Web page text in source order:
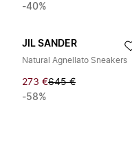
-40%
JIL SANDER
Natural Agnellato Sneakers
273 €645 €
-58%